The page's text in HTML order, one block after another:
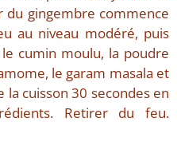
du gingembre commence
au niveau modéré, puis
cumin moulu, la poudre
le garam masala et
cuisson 30 secondes en
Retirer du feu.